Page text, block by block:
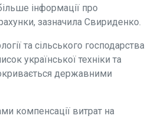
інформації про
зазначила Свириденко.
та сільського господарства
української техніки та
державними
компенсації витрат на